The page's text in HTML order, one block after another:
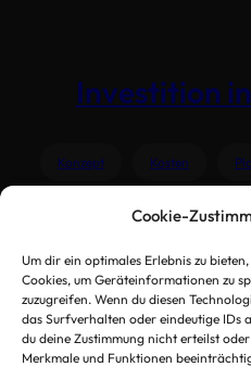
Cookie-
Um dir ein optimales Erlebnis zu
Cookies, um Geräteinformationen zu
zuzugreifen. Wenn du diesen
das Surfverhalten oder eindeutige IDs
du deine Zustimmung nicht erteilst
Merkmale und Funktionen
Investition
Konzept Kosten
Spielplatz